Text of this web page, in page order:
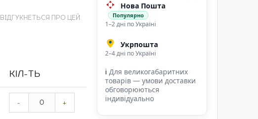
ПРО ЦЕЙ
КІЛ-ТЬ
- +
Нова Пошта
Популярно
1–2 дні по Україні
Укрпошта
2–4 дні по Україні
ℹДля великогабаритних
товарів — умови доставки
обговорюються
індивідуально